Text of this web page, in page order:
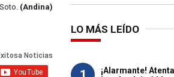
(Andina)
LO MÁS LEÍDO
¡Alarmante!